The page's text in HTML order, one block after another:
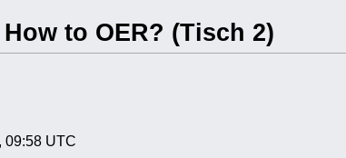
to OER? (Tisch 2)
09:58 UTC